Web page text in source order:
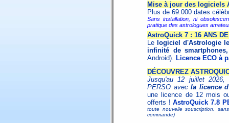
Mise à jour des logiciels
Plus de 69.000 dates
Sans installation, ni
pratique des astrologues
AstroQuick 7 : 16 ANS
Le logiciel d'Astrologie
infinité de
Android). Licence ECO à
DÉCOUVREZ
Jusqu'au 12 juillet 2026,
PERSO avec la licence
une licence de 12 mois
offerts !AstroQuick 7.8
toute nouvelle souscription,
commande)